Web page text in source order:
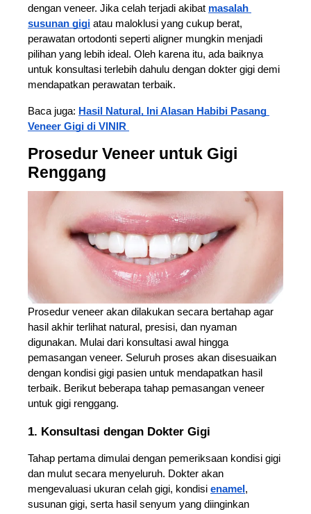
dengan veneer. Jika celah terjadi akibat masalah
susunan gigi atau maloklusi yang cukup berat,
perawatan ortodonti seperti aligner mungkin menjadi
pilihan yang lebih ideal. Oleh karena itu, ada baiknya
untuk konsultasi terlebih dahulu dengan dokter gigi demi
mendapatkan perawatan terbaik.
Baca juga: Hasil Natural, Ini Alasan Habibi Pasang
Veneer Gigi di VINIR
Prosedur Veneer untuk Gigi
Renggang
Prosedur veneer akan dilakukan secara bertahap agar
hasil akhir terlihat natural, presisi, dan nyaman
digunakan. Mulai dari konsultasi awal hingga
pemasangan veneer. Seluruh proses akan disesuaikan
dengan kondisi gigi pasien untuk mendapatkan hasil
terbaik. Berikut beberapa tahap pemasangan veneer
untuk gigi renggang.
1. Konsultasi dengan Dokter Gigi
Tahap pertama dimulai dengan pemeriksaan kondisi gigi
dan mulut secara menyeluruh. Dokter akan
mengevaluasi ukuran celah gigi, kondisi enamel ,
susunan gigi, serta hasil senyum yang diinginkan